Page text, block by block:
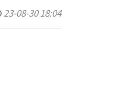
23-08-30 18:04